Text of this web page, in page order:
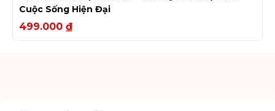
Cuộc Sống Hiện Đại
499.000 ₫